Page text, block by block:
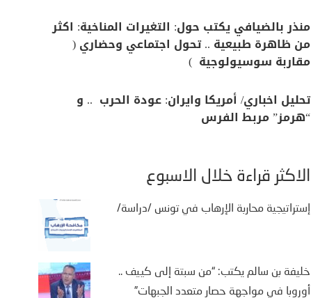
منذر بالضيافي يكتب حول: التغيرات المناخية: اكثر
من ظاهرة طبيعية .. تحول اجتماعي وحضاري (
مقاربة سوسيولوجية )
تحليل اخباري/ أمريكا وايران: عودة الحرب .. و
“هرمز” مربط الفرس
الأكثر قراءة خلال الأسبوع
إستراتيجية محاربة الإرهاب في تونس /دراسة/
خليفة بن سالم يكتب: “من سبتة إلى كييف ..
أوروبا في مواجهة حصار متعدد الجبهات”